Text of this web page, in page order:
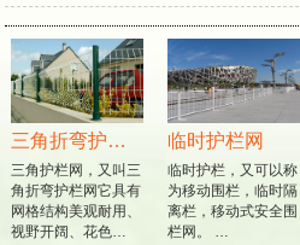
三角折弯护栏网
三角护栏网，又叫三
角折弯护栏网它具有
网格结构美观耐用、
视野开阔、花色…
临时护栏网
临时护栏，又可以称
为移动围栏，临时隔
离栏，移动式安全围
栏网。 …